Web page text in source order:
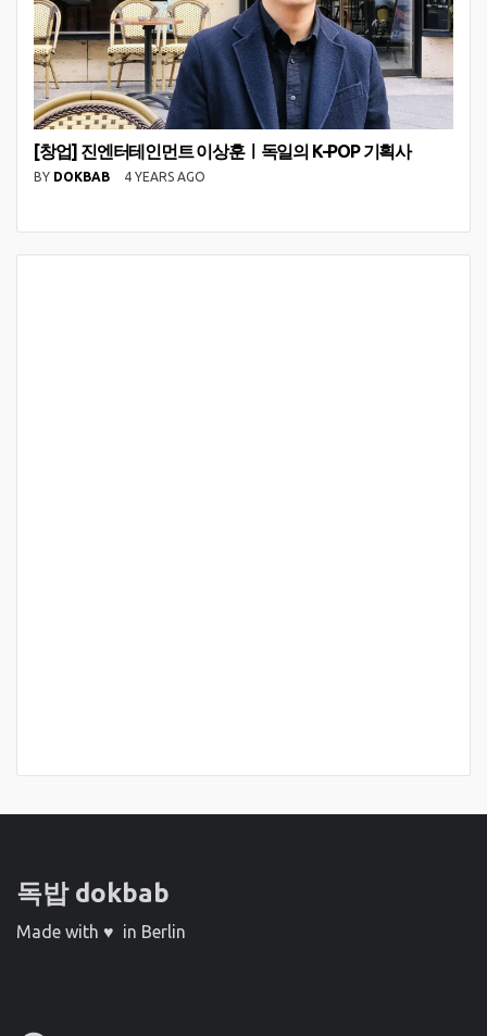
[창업] 진엔터테인먼트 이상훈ㅣ독일의 K-POP 기획사
BY DOKBAB 4 YEARS AGO
독밥 dokbab
Made with ♥ in Berlin